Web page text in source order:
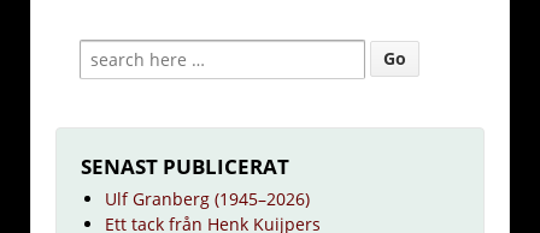
SENAST PUBLICERAT
Ulf Granberg (1945–2026)
Ett tack från Henk Kuijpers